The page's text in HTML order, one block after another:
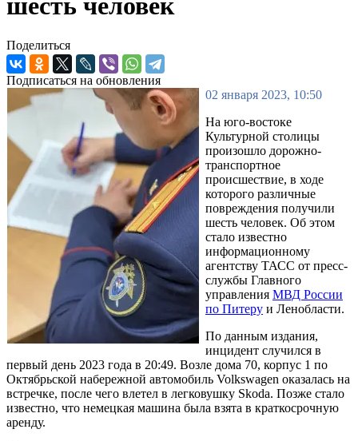
Поделиться
Подписаться на обновления
02 января 2023, 10:50
На юго-востоке
Культурной столицы
произошло дорожно-
транспортное
происшествие, в ходе
которого различные
повреждения получили
шесть человек. Об этом
стало известно
информационному
агентству ТАСС от пресс-
службы Главного
управления МВД России
по Питеру и Ленобласти.
По данным издания,
инцидент случился в
первый день 2023 года в 20:49. Возле дома 70, корпус 1 по
Октябрьской набережной автомобиль Volkswagen оказалась на
встречке, после чего влетел в легковушку Skoda. Позже стало
известно, что немецкая машина была взята в краткосрочную
аренду.